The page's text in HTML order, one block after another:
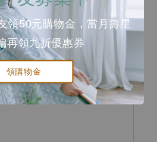
領50元購物金，當月壽星
再領九折優惠券
領購物金